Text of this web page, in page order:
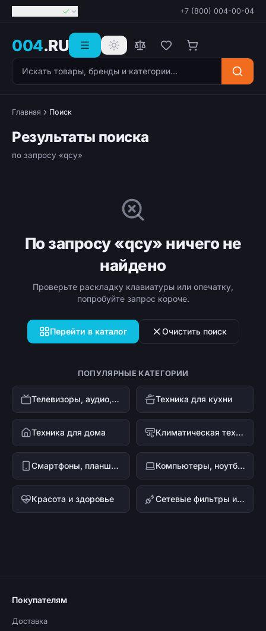
+7 (800) 004-00-04
004.RU
Поиск товаров
Главная Поиск
Результаты поиска
по запросу «qcy»
По запросу «qcy» ничего не
найдено
Проверьте раскладку клавиатуры или опечатку,
попробуйте запрос короче.
Перейти в каталог Очистить поиск
ПОПУЛЯРНЫЕ КАТЕГОРИИ
Телевизоры, аудио, видео Техника для кухни
Техника для дома Климатическая техника
Смартфоны, планшеты, гаджеты Компьютеры, ноутбуки и офисная техника
Красота и здоровье Сетевые фильтры и стабилизаторы напряжения
Покупателям
Доставка